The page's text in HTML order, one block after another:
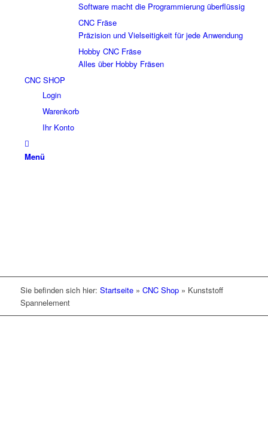
Software macht die Programmierung überflüssig
CNC Fräse
Präzision und Vielseitigkeit für jede Anwendung
Hobby CNC Fräse
Alles über Hobby Fräsen
CNC SHOP
Login
Warenkorb
Ihr Konto
Menü
Sie befinden sich hier: Startseite» CNC Shop» Kunststoff
Spannelement